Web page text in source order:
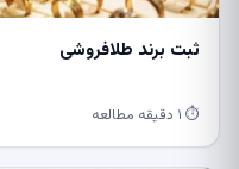
ثبت برند طلافروشی
⏱ ۱ دقیقه مطالعه